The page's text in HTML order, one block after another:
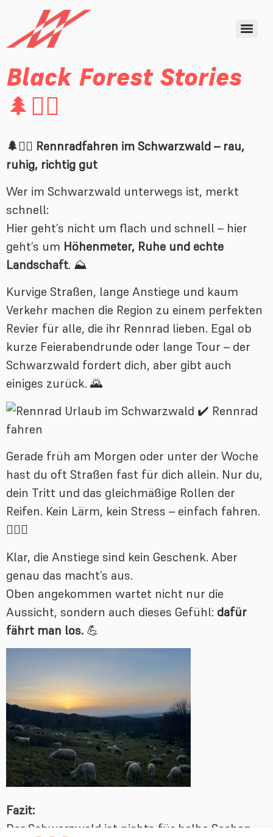
Black Forest Stories
🌲🚴‍♂️
🌲🚴‍♂️ Rennradfahren im Schwarzwald – rau,
ruhig, richtig gut
Wer im Schwarzwald unterwegs ist, merkt
schnell:
Hier geht’s nicht um flach und schnell – hier
geht’s um Höhenmeter, Ruhe und echte
Landschaft. ⛰️
Kurvige Straßen, lange Anstiege und kaum
Verkehr machen die Region zu einem perfekten
Revier für alle, die ihr Rennrad lieben. Egal ob
kurze Feierabendrunde oder lange Tour – der
Schwarzwald fordert dich, aber gibt auch
einiges zurück. 🌄
Gerade früh am Morgen oder unter der Woche
hast du oft Straßen fast für dich allein. Nur du,
dein Tritt und das gleichmäßige Rollen der
Reifen. Kein Lärm, kein Stress – einfach fahren.
🚴‍♀️✨
Klar, die Anstiege sind kein Geschenk. Aber
genau das macht’s aus.
Oben angekommen wartet nicht nur die
Aussicht, sondern auch dieses Gefühl: dafür
fährt man los. 💪
Fazit:
Der Schwarzwald ist nichts für halbe Sachen –